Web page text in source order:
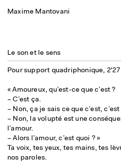
Maxime Mantovani
Le son et le sens
Pour support quadriphonique, 2'27
« Amoureux, qu’est-ce que c’est ?
– C’est ça.
– Non, ça je sais ce que c’est,
– Non, la volupté est une
l’amour.
– Alors l’amour, c’est quoi ? »
Ta voix, tes yeux, tes mains, tes
nos paroles.